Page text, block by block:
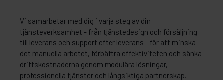
Vi samarbetar med dig i varje steg av din
tjänsteverksamhet - från tjänstedesign och försäljning
till leverans och support efter leverans - för att minska
det manuella arbetet, förbättra effektiviteten och sänka
driftskostnaderna genom modulära lösningar,
professionella tjänster och långsiktiga partnerskap.